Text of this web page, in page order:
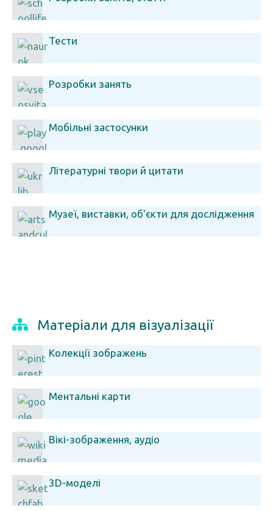
Тести
Розробки занять
Мобільні застосунки
Літературні твори й цитати
Музеї, виставки, об'єкти для дослідження
Матеріали для візуалізації
Колекції зображень
Ментальні карти
Вікі-зображення, аудіо
3D-моделі